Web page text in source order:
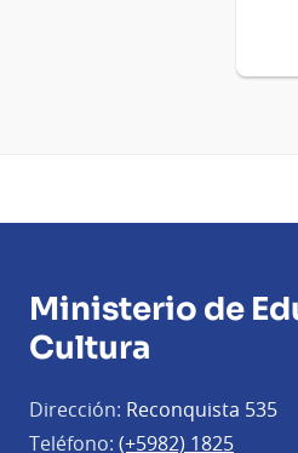
Ministerio de
Cultura
Dirección: Reconquista 535
Teléfono: (+5982) 1825